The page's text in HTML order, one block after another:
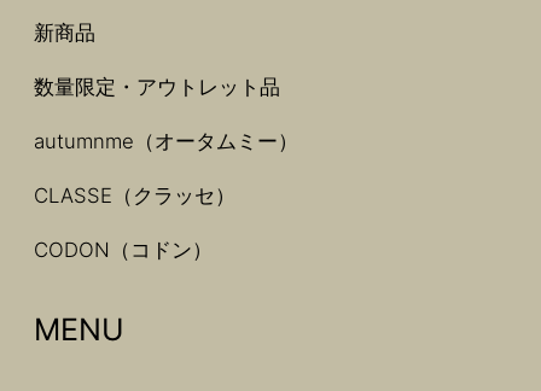
新商品
数量限定・アウトレット品
autumnme（オータムミー）
CLASSE（クラッセ）
CODON（コドン）
MENU